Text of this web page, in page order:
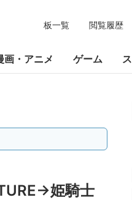
板一覧 閲覧履歴
画・アニメ ゲーム
姫騎士